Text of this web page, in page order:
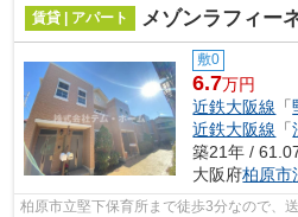
賃貸 | アパート メゾンラフィー
敷0
6.7万円
近鉄大阪線 「
近鉄大阪線 「
築21年 /
大阪府柏原市
柏原市立堅下保育所まで徒歩3分なので、